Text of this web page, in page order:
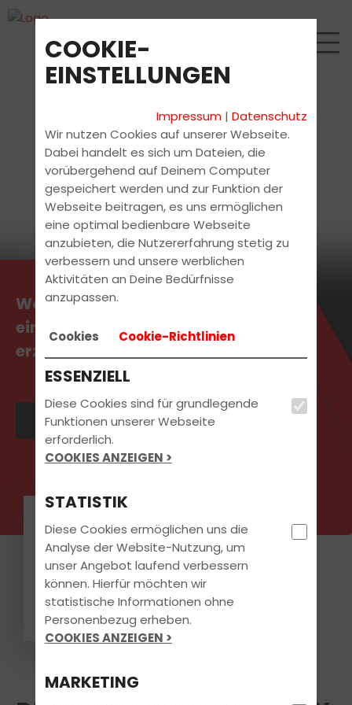
Was unsere Fahrschule so
einzigartig macht? Wir
erzählen es Dir!
Jetzt Termin vereinbaren
Hab heute meinen
Führerschein Klasse B bestanden
und kann die Fahrschule Sunny
Peters echt weiter empfehlen.
Vor allem mein Fahrlehrer Hüseyin
war einfach top. Er hat alles
immer ruhig und verständlich
hat. Beim Fahren hat man sich
COOKIE-
EINSTELLUNGEN
Impressum |Datenschutz
Wir nutzen Cookies auf unserer Webseite.
Dabei handelt es sich um Dateien, die
vorübergehend auf Deinem Computer
gespeichert werden und zur Funktion der
Webseite beitragen, es uns ermöglichen
eine optimal bedienbare Webseite
anzubieten, die Nutzererfahrung stetig zu
verbessern und unsere werblichen
Aktivitäten an Deine Bedürfnisse
anzupassen.
Cookies Cookie-Richtlinien
ESSENZIELL
Diese Cookies sind für grundlegende
Funktionen unserer Webseite
erforderlich.
COOKIES ANZEIGEN >
STATISTIK
Diese Cookies ermöglichen uns die
Analyse der Website-Nutzung, um
unser Angebot laufend verbessern
können. Hierfür möchten wir
statistische Informationen ohne
Personenbezug erheben.
COOKIES ANZEIGEN >
MARKETING